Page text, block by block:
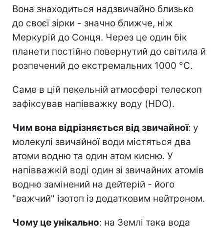
Вона знаходиться надзвичайно близько
до своєї зірки - значно ближче, ніж
Меркурій до Сонця. Через це один бік
планети постійно повернутий до світила й
розпечений до екстремальних 1000 °C.
Саме в цій пекельній атмосфері телескоп
зафіксував напівважку воду (HDO).
Чим вона відрізняється від звичайної: у
молекулі звичайної води містяться два
атоми водню та один атом кисню. У
напівважкій воді один зі звичайних атомів
водню замінений на дейтерій - його
"важчий" ізотоп із додатковим нейтроном.
Чому це унікально: на Землі така вода